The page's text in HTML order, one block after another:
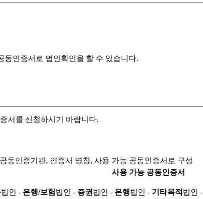
동인증서로 법인확인을 할 수 있습니다.
서를 신청하시기 바랍니다.
동인증기관, 인증서 명칭, 사용 가능 공동인증서로 구성
사용 가능 공동인증서
법인 - 은행/보험 법인 - 증권 법인 - 은행법인 - 기타목적 법인 -